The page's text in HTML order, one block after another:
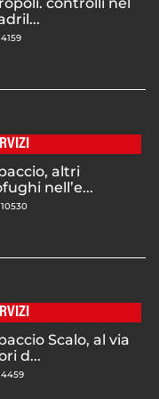
4159
altri
nell’e...
10530
Scalo, al via
d...
4459